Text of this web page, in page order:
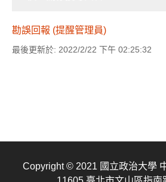
勘誤回報 (提醒管理員)
最後更新於: 2022/2/22 下午 02:25:32
Copyright © 2021 國立政治大學